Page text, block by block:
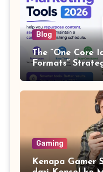
Blog
The “One Core
Formats”
Content Output
Gaming
Kenapa Gamer